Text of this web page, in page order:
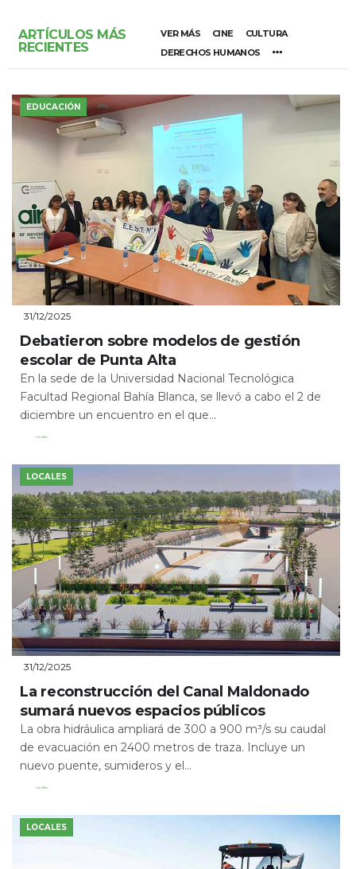
ARTÍCULOS MÁS
RECIENTES
VER MÁS CINE
CULTURA
DERECHOS HUMANOS
EDUCACIÓN
31/12/2025
Debatieron sobre modelos de gestión
escolar de Punta Alta
En la sede de la Universidad Nacional Tecnológica
Facultad Regional Bahía Blanca, se llevó a cabo el 2 de
diciembre un encuentro en el que...
Leer Más
LOCALES
31/12/2025
La reconstrucción del Canal Maldonado
sumará nuevos espacios públicos
La obra hidráulica ampliará de 300 a 900 m³/s su caudal
de evacuación en 2400 metros de traza. Incluye un
nuevo puente, sumideros y el...
Leer Más
LOCALES